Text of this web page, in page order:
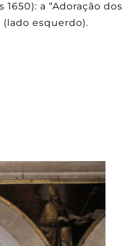
a “Adoração dos
(lado esquerdo).